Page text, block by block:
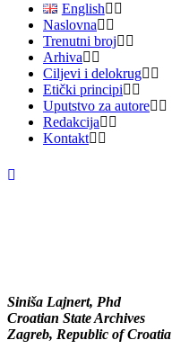
English
Naslovna
Trenutni broj
Arhiva
Ciljevi i delokrug
Etički principi
Uputstvo za autore
Redakcija
Kontakt
Siniša Lajnert, Phd
Croatian State Archives
Zagreb, Republic of Croatia